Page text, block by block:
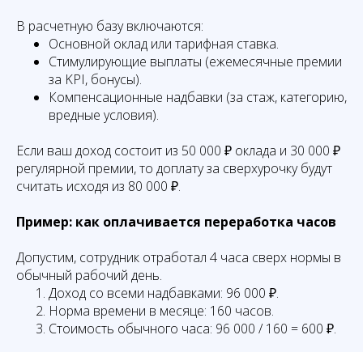
В расчетную базу включаются:
Основной оклад или тарифная ставка.
Стимулирующие выплаты (ежемесячные премии
за KPI, бонусы).
Компенсационные надбавки (за стаж, категорию,
вредные условия).
Если ваш доход состоит из 50 000 ₽ оклада и 30 000 ₽
регулярной премии, то доплату за сверхурочку будут
считать исходя из 80 000 ₽.
Пример: как оплачивается переработка часов
Допустим, сотрудник отработал 4 часа сверх нормы в
обычный рабочий день.
Доход со всеми надбавками: 96 000 ₽.
Норма времени в месяце: 160 часов.
Стоимость обычного часа: 96 000 / 160 = 600 ₽.